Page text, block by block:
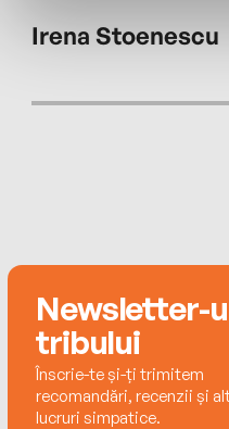
Publishing. În plan
frecvent la diferite
Irena Stoenescu
Newsletter-
tribului
Înscrie-te și-ți trimitem
recomandări, recenzii și
lucruri simpatice.